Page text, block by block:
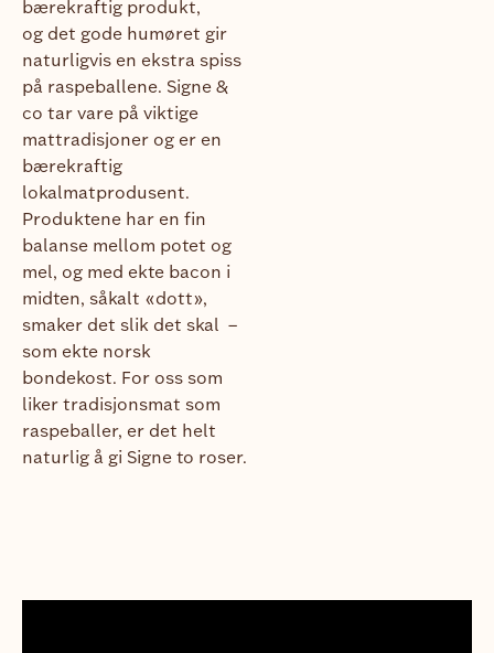
bærekraftig produkt,
og det gode humøret gir
naturligvis en ekstra spiss
på raspeballene. Signe &
co tar vare på viktige
mattradisjoner og er en
bærekraftig
lokalmatprodusent.
Produktene har en fin
balanse mellom potet og
mel, og med ekte bacon i
midten, såkalt «dott»,
smaker det slik det skal ­ –
som ekte norsk
bondekost. For oss som
liker tradisjonsmat som
raspeballer, er det helt
naturlig å gi Signe to roser.